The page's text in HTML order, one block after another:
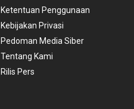
Ketentuan Penggunaan
Kebijakan Privasi
Pedoman Media Siber
Tentang Kami
Rilis Pers